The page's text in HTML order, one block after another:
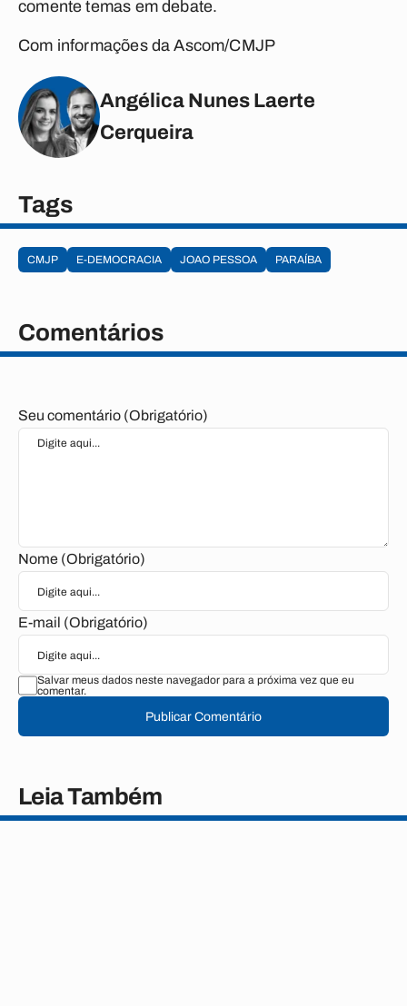
comente temas em debate.
Com informações da Ascom/CMJP
Angélica Nunes Laerte
Cerqueira
Tags
CMJP E-DEMOCRACIA JOAO PESSOA PARAÍBA
Comentários
Seu comentário (Obrigatório)
Nome (Obrigatório)
E-mail (Obrigatório)
Salvar meus dados neste navegador para a próxima vez que eu
comentar.
Publicar Comentário
Leia Também